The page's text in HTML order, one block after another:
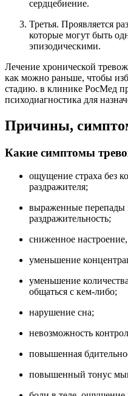
сердцебиение.
Третья. Проявляется
которые могут быть
эпизодическими.
Лечение хронической
как можно раньше, чтобы
стадию. в клинике РосМед
психодиагностика для
Причины,
Какие симптомы
ощущение страха без
раздражителя;
выраженные перепады
раздражительность;
сниженное
уменьшение
уменьшение
общаться с кем-либо;
нарушение сна;
невозможность
повышенная
повышенный тонус